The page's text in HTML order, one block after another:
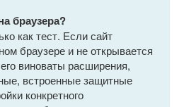
браузера?
как тест. Если сайт
браузере и не открывается
виноваты расширения,
встроенные защитные
конкретного